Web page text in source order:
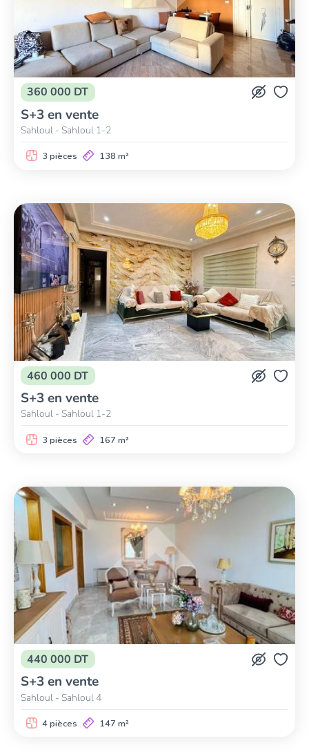
360 000 DT
S+3 en vente
Sahloul - Sahloul 1-2
3 pièces 138 m²
460 000 DT
S+3 en vente
Sahloul - Sahloul 1-2
3 pièces 167 m²
440 000 DT
S+3 en vente
Sahloul - Sahloul 4
4 pièces 147 m²